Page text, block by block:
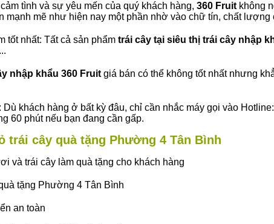
tình và sự yêu mến của quý khách hàng, 360 Fruit không
mạnh mẽ như hiện nay một phần nhờ vào chữ tín, chất lượng
tốt nhất: Tất cả sản phẩm trái cây tại siêu thị trái cây nhập
nhập khẩu 360 Fruit giá bán có thể không tốt nhất nhưng
khách hàng ở bất kỳ đâu, chỉ cần nhắc máy gọi vào
60 phút nếu bạn đang cần gấp.
trái cây quà tặng Phường 4 Tân Bình
và trái cây làm quà tặng cho khách hàng
tặng Phường 4 Tân Bình
an toàn